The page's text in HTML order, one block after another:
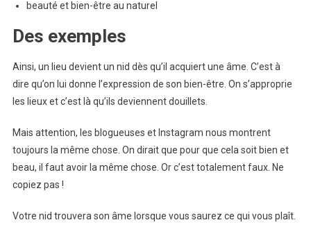
beauté et bien-être au naturel
Des exemples
Ainsi, un lieu devient un nid dès qu’il acquiert une âme. C’est à
dire qu’on lui donne l’expression de son bien-être. On s’approprie
les lieux et c’est là qu’ils deviennent douillets.
Mais attention, les blogueuses et Instagram nous montrent
toujours la même chose. On dirait que pour que cela soit bien et
beau, il faut avoir la même chose. Or c’est totalement faux. Ne
copiez pas !
Votre nid trouvera son âme lorsque vous saurez ce qui vous plaît.